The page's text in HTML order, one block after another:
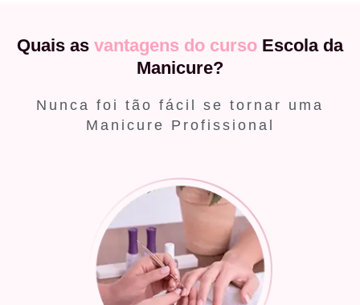
Quais as vantagens do curso Escola da
Manicure?
Nunca foi tão fácil se tornar uma
Manicure Profissional